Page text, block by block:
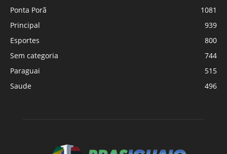
Ponta Porã
1081
Principal
939
Esportes
800
Sem categoria
744
Paraguai
515
Saude
496